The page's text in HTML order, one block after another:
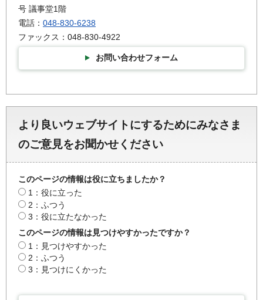
号 議事堂1階
電話： 048-830-6238
ファックス：048-830-4922
お問い合わせフォーム
より良いウェブサイトにするためにみなさま
のご意見をお聞かせください
このページの情報は役に立ちましたか？
1：役に立った
2：ふつう
3：役に立たなかった
このページの情報は見つけやすかったですか？
1：見つけやすかった
2：ふつう
3：見つけにくかった